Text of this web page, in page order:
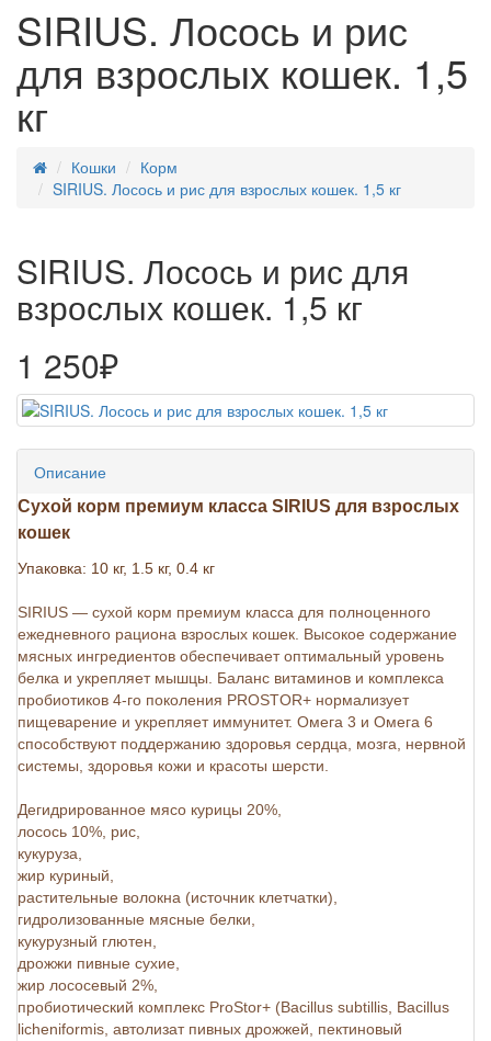
SIRIUS. Лосось и рис
для взрослых кошек. 1,5
кг
Кошки
Корм
SIRIUS. Лосось и рис для взрослых кошек. 1,5 кг
SIRIUS. Лосось и рис для
взрослых кошек. 1,5 кг
1 250₽
Описание
Сухой корм премиум класса SIRIUS для взрослых
кошек
Упаковка: 10 кг, 1.5 кг, 0.4 кг
SIRIUS — сухой корм премиум класса для полноценного
ежедневного рациона взрослых кошек. Высокое содержание
мясных ингредиентов обеспечивает оптимальный уровень
белка и укрепляет мышцы. Баланс витаминов и комплекса
пробиотиков 4-го поколения PROSTOR+ нормализует
пищеварение и укрепляет иммунитет. Омега 3 и Омега 6
способствуют поддержанию здоровья сердца, мозга, нервной
системы, здоровья кожи и красоты шерсти.
Дегидрированное мясо курицы 20%,
лосось 10%, рис,
кукуруза,
жир куриный,
растительные волокна (источник клетчатки),
гидролизованные мясные белки,
кукурузный глютен,
дрожжи пивные сухие,
жир лососевый 2%,
пробиотический комплекс ProStor+ (Bacillus subtillis, Bacillus
licheniformis, автолизат пивных дрожжей, пектиновый